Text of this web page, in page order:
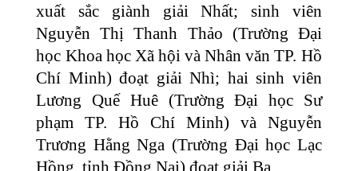
xuất sắc giành giải Nhất; sinh viên
Nguyễn Thị Thanh Thảo (Trường Đại
học Khoa học Xã hội và Nhân văn TP. Hồ
Chí Minh) đoạt giải Nhì; hai sinh viên
Lương Quế Huê (Trường Đại học Sư
phạm TP. Hồ Chí Minh) và Nguyễn
Trương Hằng Nga (Trường Đại học Lạc
Hồng, tỉnh Đồng Nai) đoạt giải Ba.